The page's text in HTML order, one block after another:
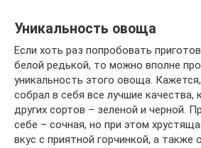
Уникальность овоща
Если хоть раз попробовать
белой редькой, то можно вполне
уникальность этого овоща.
собрал в себя все лучшие
других сортов – зеленой и черной.
себе – сочная, но при этом
вкус с приятной горчинкой, а также